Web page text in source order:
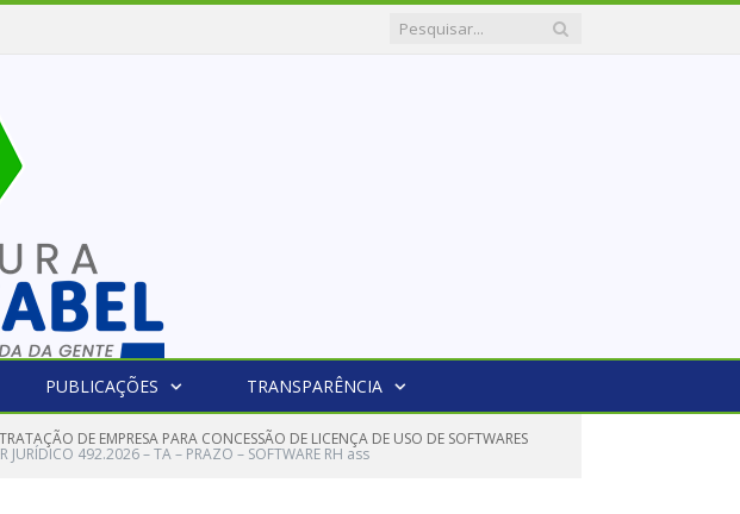
PUBLICAÇÕES TRANSPARÊNCIA
DE EMPRESA PARA CONCESSÃO DE LICENÇA DE USO DE SOFTWARES
JURÍDICO 492.2026 – TA – PRAZO – SOFTWARE RH ass